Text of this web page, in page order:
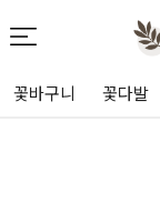
꽃바구니 꽃다발